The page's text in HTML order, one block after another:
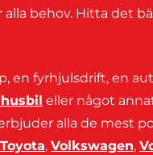
behov. Hitta det
en fyrhjulsdrift, en
eller något
alla de mest
Toyota, Volkswagen,